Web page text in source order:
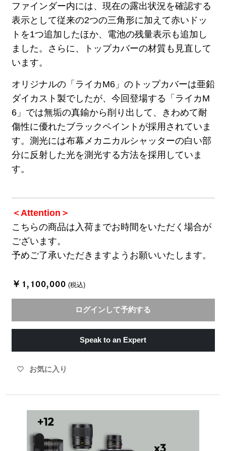
ファインダー内には、現在の露出状況を確認する
表示として従来の2つの三角形に加えて赤いドッ
トを1つ追加したほか、電池の残量表示も追加し
ました。さらに、トップカバーの材質も見直して
います。
オリジナルの「ライカM6」のトップカバーは亜鉛
ダイカスト製でしたが、今回登場する「ライカM
6」では無垢の真鍮から削り出して、きわめて耐
傷性に優れたブラックペイントが採用されていま
す。測光には布幕メカニカルシャッターの白い部
分に反射した光を測光する方法を採用していま
す。
＜Attention＞
こちらの商品は入荷までお時間をいただく場合が
ございます。
予めご了承いただきますようお願いいたします。
￥1,100,000 (税込)
ログインして予約する
Speak to an Expert
favorite_border お気に入り